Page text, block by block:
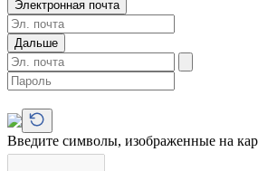
Электронная почта
Дальше
Введите символы, изображенные на